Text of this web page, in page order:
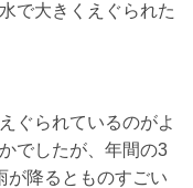
で大きくえぐられた
ぐられているのがよ
でしたが、年間の3
が降るとものすごい